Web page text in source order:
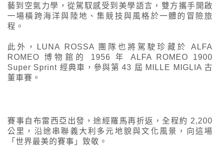
藝到空氣力學，從駕馭感受到美學語言，雙方攜手開啟
一場橫跨海洋與陸地、集競技與風格於一體的冒險旅
程。
此外，LUNA ROSSA 團隊也將駕駛珍藏於 ALFA
ROMEO 博物館的 1956 年 ALFA ROMEO 1900
Super Sprint 經典車，參與第 43 屆 MILLE MIGLIA 古
董車賽。
賽事自布雷西亞出發，途經羅馬再折返，全程約 2,200
公里，沿途串聯義大利多元地貌與文化風景，向這場
「世界最美的賽事」致敬。